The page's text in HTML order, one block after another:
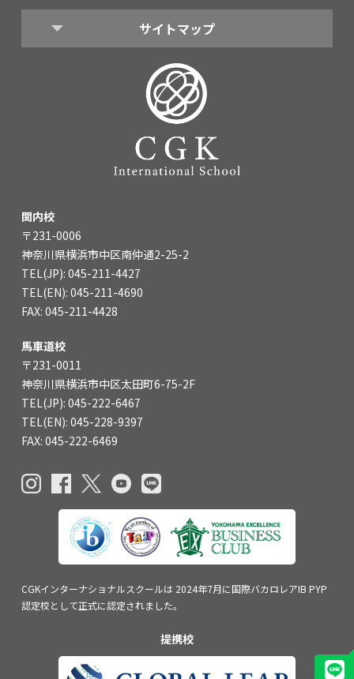
サイトマップ
関内校
〒231-0006
神奈川県横浜市中区南仲通2-25-2
TEL(JP): 045-211-4427
TEL(EN): 045-211-4690
FAX: 045-211-4428
馬車道校
〒231-0011
神奈川県横浜市中区太田町6-75-2F
TEL(JP): 045-222-6467
TEL(EN): 045-228-9397
FAX: 045-222-6469
CGKインターナショナルスクールは 2024年7月に国際バカロレアIB PYP
認定校として正式に認定されました。
提携校